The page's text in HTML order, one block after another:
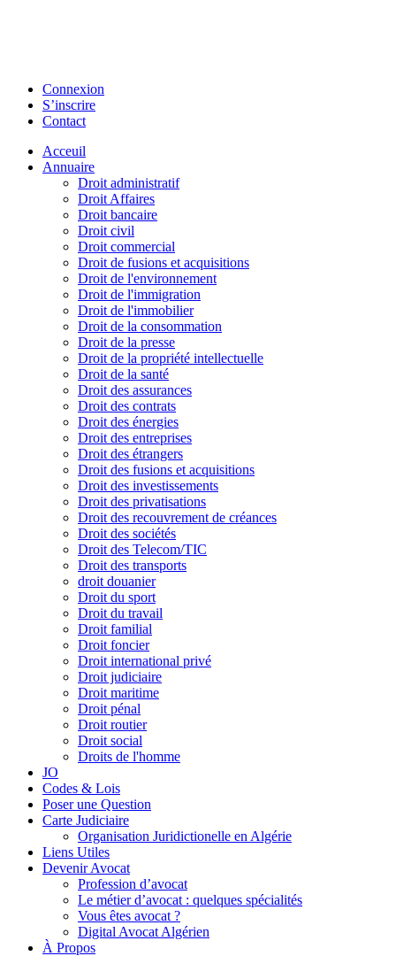
Connexion
S’inscrire
Contact
Acceuil
Annuaire
Droit administratif
Droit Affaires
Droit bancaire
Droit civil
Droit commercial
Droit de fusions et acquisitions
Droit de l'environnement
Droit de l'immigration
Droit de l'immobilier
Droit de la consommation
Droit de la presse
Droit de la propriété intellectuelle
Droit de la santé
Droit des assurances
Droit des contrats
Droit des énergies
Droit des entreprises
Droit des étrangers
Droit des fusions et acquisitions
Droit des investissements
Droit des privatisations
Droit des recouvrement de créances
Droit des sociétés
Droit des Telecom/TIC
Droit des transports
droit douanier
Droit du sport
Droit du travail
Droit familial
Droit foncier
Droit international privé
Droit judiciaire
Droit maritime
Droit pénal
Droit routier
Droit social
Droits de l'homme
JO
Codes & Lois
Poser une Question
Carte Judiciaire
Organisation Juridictionelle en Algérie
Liens Utiles
Devenir Avocat
Profession d’avocat
Le métier d’avocat : quelques spécialités
Vous êtes avocat ?
Digital Avocat Algérien
À Propos